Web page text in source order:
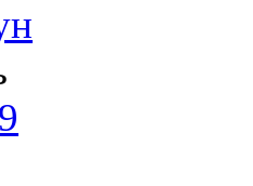
9